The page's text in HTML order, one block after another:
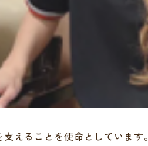
えることを使命としています。